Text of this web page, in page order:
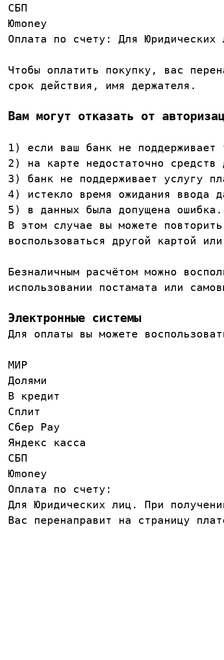
СБП
Юmoney
Чтобы оплатить покупку, вас
срок действия, имя держателя.
1) если ваш банк не поддерживает
2) на карте недостаточно средств
3) банк не поддерживает услугу
4) истекло время ожидания ввода
5) в данных была допущена ошибка.
В этом случае вы можете
воспользоваться другой картой
Безналичным расчётом можно
использовании постамата или
Электронные системы
Для оплаты вы можете
МИР
Долями
В кредит
Сплит
Сбер Pay
Яндекс касса
СБП
Юmoney
Оплата по счету:
Для Юридических лиц. При